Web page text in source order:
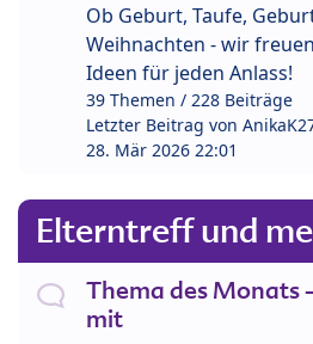
Ob Geburt, Taufe,
Weihnachten - wir
Ideen für jeden Anlass!
39 Themen / 228 Beiträge
Letzter Beitrag von
28. Mär 2026 22:01
Elterntreff und
Thema des Monats
mit